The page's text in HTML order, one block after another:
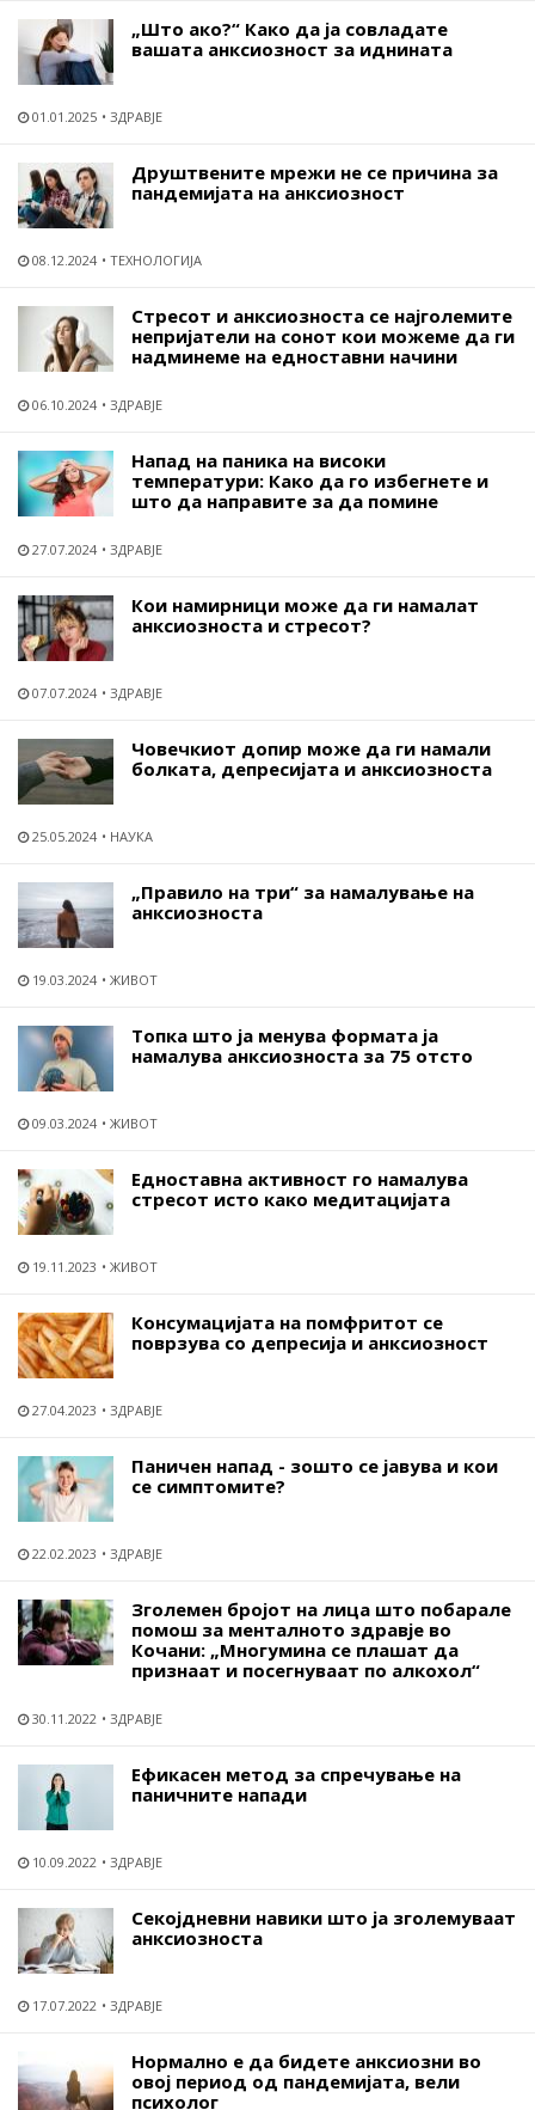
„Што ако?“ Како да ја совладате
вашата анксиозност за иднината
01.01.2025 ЗДРАВЈЕ
Друштвените мрежи не се причина за
пандемијата на анксиозност
08.12.2024 ТЕХНОЛОГИЈА
Стресот и анксиозноста се најголемите
непријатели на сонот кои можеме да ги
надминеме на едноставни начини
06.10.2024 ЗДРАВЈЕ
Напад на паника на високи
температури: Како да го избегнете и
што да направите за да помине
27.07.2024 ЗДРАВЈЕ
Кои намирници може да ги намалат
анксиозноста и стресот?
07.07.2024 ЗДРАВЈЕ
Човечкиот допир може да ги намали
болката, депресијата и анксиозноста
25.05.2024 НАУКА
„Правило на три“ за намалување на
анксиозноста
19.03.2024 ЖИВОТ
Топка што ја менува формата ја
намалува анксиозноста за 75 отсто
09.03.2024 ЖИВОТ
Едноставна активност го намалува
стресот исто како медитацијата
19.11.2023 ЖИВОТ
Консумацијата на помфритот се
поврзува со депресија и анксиозност
27.04.2023 ЗДРАВЈЕ
Паничен напад - зошто се јавува и кои
се симптомите?
22.02.2023 ЗДРАВЈЕ
Зголемен бројот на лица што побарале
помош за менталното здравје во
Кочани: „Многумина се плашат да
признаат и посегнуваат по алкохол“
30.11.2022 ЗДРАВЈЕ
Ефикасен метод за спречување на
паничните напади
10.09.2022 ЗДРАВЈЕ
Секојдневни навики што ја зголемуваат
анксиозноста
17.07.2022 ЗДРАВЈЕ
Нормално е да бидете анксиозни во
овој период од пандемијата, вели
психолог